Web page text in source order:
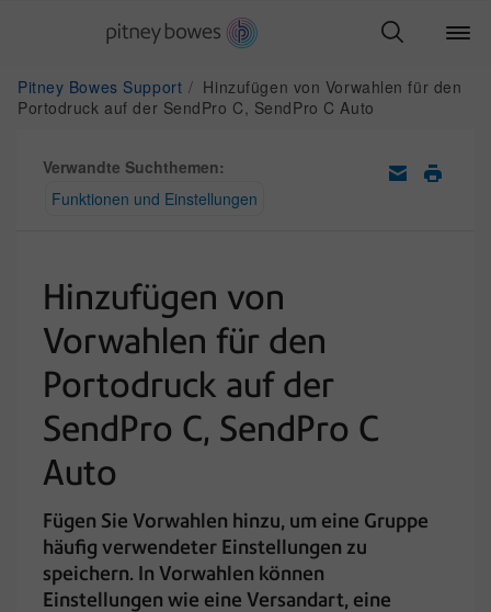
Pitney Bowes Support
Hinzufügen von Vorwahlen für den
Portodruck auf der SendPro C, SendPro C Auto
Verwandte Suchthemen:
Funktionen und Einstellungen
Hinzufügen von
Vorwahlen für den
Portodruck auf der
SendPro C, SendPro C
Auto
Fügen Sie Vorwahlen hinzu, um eine Gruppe
häufig verwendeter Einstellungen zu
speichern. In Vorwahlen können
Einstellungen wie eine Versandart, eine